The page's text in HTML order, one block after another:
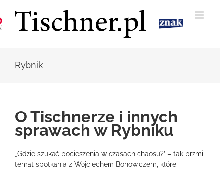
zawartości
Rybnik
O Tischnerze i innych
sprawach w Rybniku
„Gdzie szukać pocieszenia w czasach chaosu?” – tak brzmi
temat spotkania z Wojciechem Bonowiczem, które